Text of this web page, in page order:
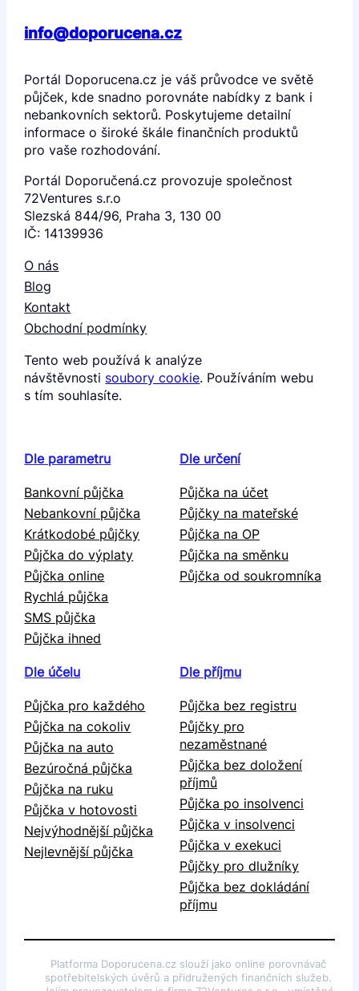
info@doporucena.cz
Portál Doporucena.cz je váš průvodce ve světě
půjček, kde snadno porovnáte nabídky z bank i
nebankovních sektorů. Poskytujeme detailní
informace o široké škále finančních produktů
pro vaše rozhodování.
Portál Doporučená.cz provozuje společnost
72Ventures s.r.o
Slezská 844/96, Praha 3, 130 00
IČ: 14139936
O nás
Blog
Kontakt
Obchodní podmínky
Tento web používá k analýze
návštěvnosti soubory cookie. Používáním webu
s tím souhlasíte.
Dle parametru
Bankovní půjčka
Nebankovní půjčka
Krátkodobé půjčky
Půjčka do výplaty
Půjčka online
Rychlá půjčka
SMS půjčka
Půjčka ihned
Dle určení
Půjčka na účet
Půjčky na mateřské
Půjčka na OP
Půjčka na směnku
Půjčka od soukromníka
Dle účelu
Půjčka pro každého
Půjčka na cokoliv
Půjčka na auto
Bezúročná půjčka
Půjčka na ruku
Půjčka v hotovosti
Nejvýhodnější půjčka
Nejlevnější půjčka
Dle příjmu
Půjčka bez registru
Půjčky pro
nezaměstnané
Půjčka bez doložení
příjmů
Půjčka po insolvenci
Půjčka v insolvenci
Půjčka v exekuci
Půjčky pro dlužníky
Půjčka bez dokládání
příjmu
Platforma Doporucena.cz slouží jako online porovnávač
spotřebitelských úvěrů a přidružených finančních služeb.